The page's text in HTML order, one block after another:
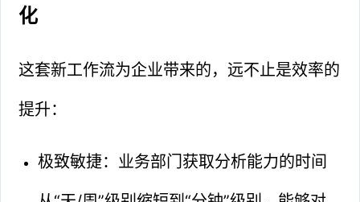
化
这套新工作流为企业带来的，远不止是效率的
提升：
极致敏捷：业务部门获取分析能力的时间